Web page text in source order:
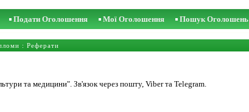
Подати Оголошення Мої Оголошення Пошук Оголошень
: Реферати
та медицини". Зв'язок через пошту, Viber та Telegram.